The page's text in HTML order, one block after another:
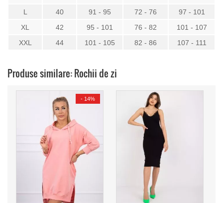
L
40 91 - 95 72 - 76
97 - 101
XL
42 95 - 101 76 - 82
101 - 107
XXL
44 101 - 105 82 - 86 107 - 111
Produse similare: Rochii de zi
- 14%